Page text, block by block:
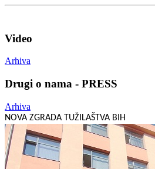
Video
Arhiva
Drugi o nama - PRESS
Arhiva
NOVA ZGRADA TUŽILAŠTVA BIH